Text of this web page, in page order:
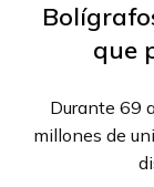
que
Durante 69
millones de